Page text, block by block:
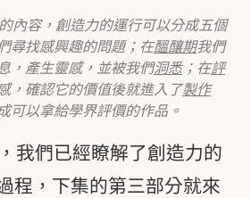
內容，創造力的運行可以分成五個
尋找感興趣的問題；在醞釀期我們
，產生靈感，並被我們洞悉；在評
，確認它的價值後就進入了製作
可以拿給學界評價的作品。
我們已經瞭解了創造力的
程，下集的第三部分就來